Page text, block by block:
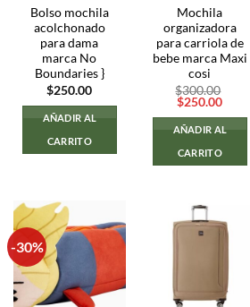
Bolso mochila
acolchonado
para dama
marca No
Boundaries }
$250.00
AÑADIR AL
CARRITO
Mochila
organizadora
para carriola de
bebe marca Maxi
cosi
$300.00
El
precio
original
era:
$300.00.
$250.00El
actual
es:
AÑADIR AL
CARRITO
-30%